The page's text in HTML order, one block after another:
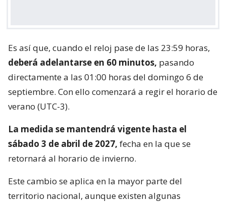
Es así que, cuando el reloj pase de las 23:59 horas,
deberá adelantarse en 60 minutos, pasando
directamente a las 01:00 horas del domingo 6 de
septiembre. Con ello comenzará a regir el horario de
verano (UTC-3).
La medida se mantendrá vigente hasta el
sábado 3 de abril de 2027, fecha en la que se
retornará al horario de invierno.
Este cambio se aplica en la mayor parte del
territorio nacional, aunque existen algunas